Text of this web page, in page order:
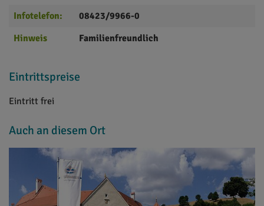
Infotelefon:
08423/9966-0
Hinweis
Familienfreundlich
Eintrittspreise
Eintritt frei
Auch an diesem Ort